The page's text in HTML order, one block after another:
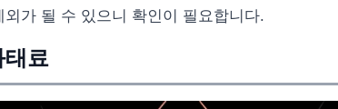
가 될 수 있으니 확인이 필요합니다.
료